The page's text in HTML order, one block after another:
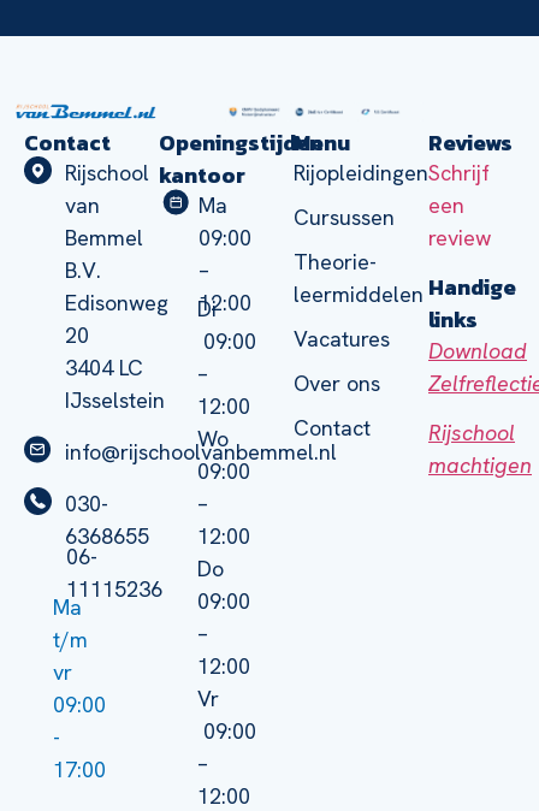
Contact
Rijschool
van
Bemmel
B.V.
Edisonweg
20
3404 LC
IJsselstein
info@rijschoolvanbemmel.nl
030-
6368655
06-
11115236
Ma
t/m
vr
09:00
-
17:00
Openingstijden
kantoor
Ma
09:00
–
12:00
Di
09:00
–
12:00
Wo
09:00
–
12:00
Do
09:00
–
12:00
Vr
09:00
–
12:00
Menu
Rijopleidingen
Cursussen
Theorie-
leermiddelen
Vacatures
Over ons
Contact
Reviews
Schrijf
een
review
Handige
links
Download
Rijschool
machtigen